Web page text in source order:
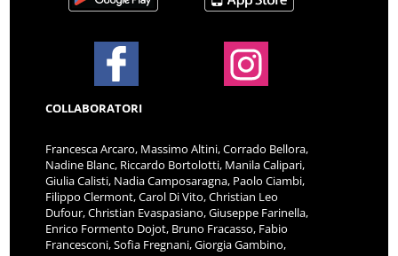
COLLABORATORI
Francesca Arcaro, Massimo Altini, Corrado Bellora,
Nadine Blanc, Riccardo Bortolotti, Manila Calipari,
Giulia Calisti, Nadia Camposaragna, Paolo Ciambi,
Filippo Clermont, Carol Di Vito, Christian Leo
Dufour, Christian Evaspasiano, Giuseppe Farinella,
Enrico Formento Dojot, Bruno Fracasso, Fabio
Francesconi, Sofia Fregnani, Giorgia Gambino,